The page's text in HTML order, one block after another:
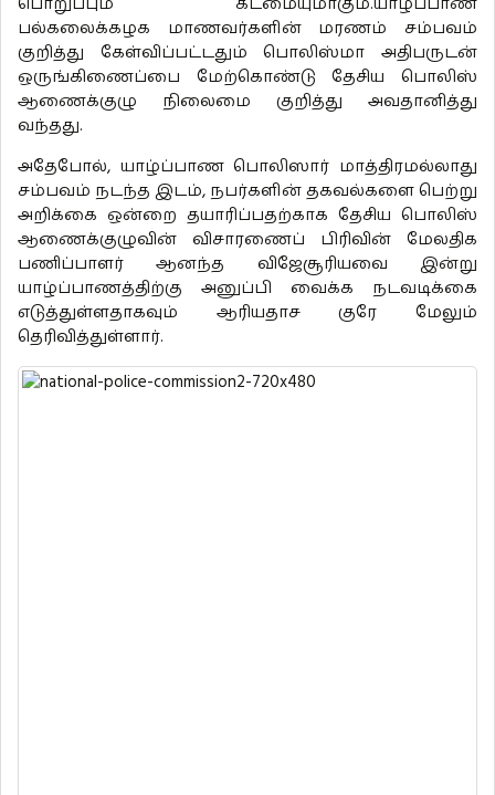
பல்கலைக்கழக மாணவர்களின் மரணம் சம்பவம்
குறித்து கேள்விப்பட்டதும் பொலிஸ்மா அதிபருடன்
ஒருங்கிணைப்பை மேற்கொண்டு தேசிய பொலிஸ்
ஆணைக்குழு நிலைமை குறித்து அவதானித்து
வந்தது.
அதேபோல், யாழ்ப்பாண பொலிஸார் மாத்திரமல்லாது
சம்பவம் நடந்த இடம், நபர்களின் தகவல்களை பெற்று
அறிக்கை ஒன்றை தயாரிப்பதற்காக தேசிய பொலிஸ்
ஆணைக்குழுவின் விசாரணைப் பிரிவின் மேலதிக
பணிப்பாளர் ஆனந்த விஜேசூரியவை இன்று
யாழ்ப்பாணத்திற்கு அனுப்பி வைக்க நடவடிக்கை
எடுத்துள்ளதாகவும் ஆரியதாச குரே மேலும்
தெரிவித்துள்ளார்.